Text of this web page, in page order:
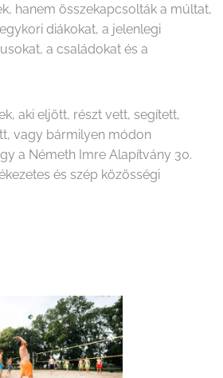
hanem összekapcsolták a múltat,
diákokat, a jelenlegi
a családokat és a
aki eljött, részt vett, segített,
vagy bármilyen módon
a Németh Imre Alapítvány 30.
és szép közösségi